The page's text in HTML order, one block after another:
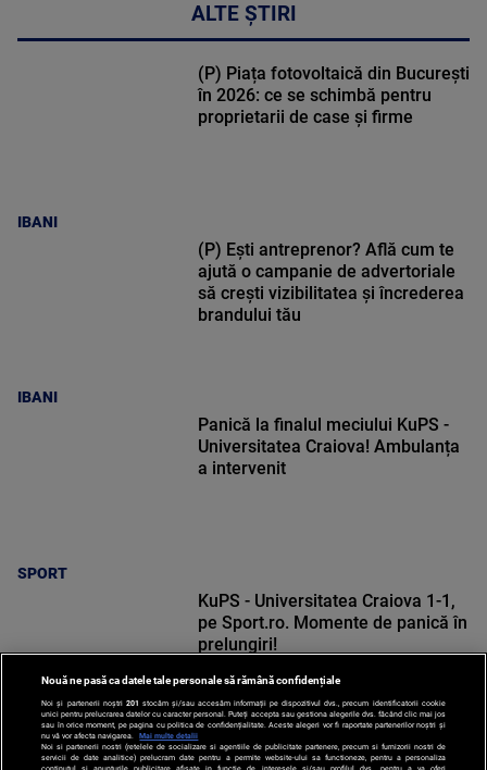
ALTE ȘTIRI
IBANI
(P) Piața fotovoltaică din București
în 2026: ce se schimbă pentru
proprietarii de case și firme
IBANI
(P) Ești antreprenor? Află cum te
ajută o campanie de advertoriale
să crești vizibilitatea și încrederea
brandului tău
SPORT
Panică la finalul meciului KuPS -
Universitatea Craiova! Ambulanța
a intervenit
SPORT
KuPS - Universitatea Craiova 1-1,
pe Sport.ro. Momente de panică în
prelungiri!
Nouă ne pasă ca datele tale personale să rămână confidențiale
Noi și partenerii noștri 201 stocăm și/sau accesăm informații pe dispozitivul dvs., precum identificatorii cookie
unici pentru prelucrarea datelor cu caracter personal. Puteți accepta sau gestiona alegerile dvs. făcând clic mai jos
sau în orice moment, pe pagina cu politica de confidențialitate. Aceste alegeri vor fi raportate partenerilor noștri și
nu vă vor afecta navigarea.
Mai multe detalii
Noi si partenerii nostri (retelele de socializare si agentiile de publicitate partenere, precum si furnizorii nostri de
servicii de date analitice) prelucram date pentru a permite website-ului sa functioneze, pentru a personaliza
continutul si anunturile publicitare afisate in functie de interesele si/sau profilul dvs., pentru a va oferi